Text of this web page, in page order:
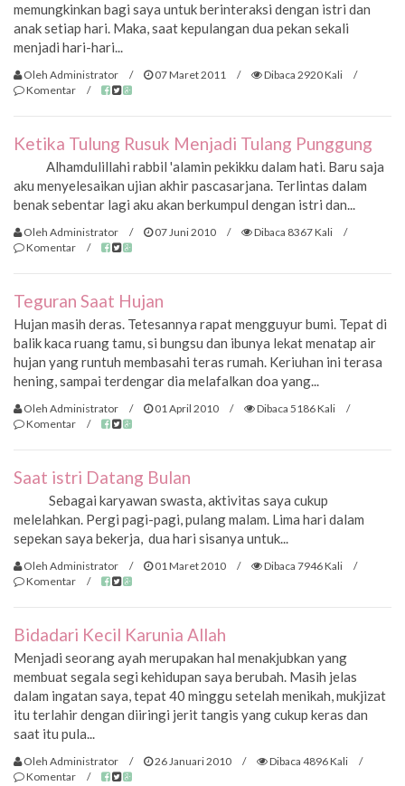
memungkinkan bagi saya untuk berinteraksi dengan istri dan
anak setiap hari. Maka, saat kepulangan dua pekan sekali
menjadi hari-hari...
Oleh Administrator / 07 Maret 2011 / Dibaca 2920 Kali
/
Komentar
/
Ketika Tulung Rusuk Menjadi Tulang Punggung
Alhamdulillahi rabbil 'alamin pekikku dalam hati. Baru saja
aku menyelesaikan ujian akhir pascasarjana. Terlintas dalam
benak sebentar lagi aku akan berkumpul dengan istri dan...
Oleh Administrator / 07 Juni 2010 / Dibaca 8367 Kali
/
Komentar
/
Teguran Saat Hujan
Hujan masih deras. Tetesannya rapat mengguyur bumi. Tepat di
balik kaca ruang tamu, si bungsu dan ibunya lekat menatap air
hujan yang runtuh membasahi teras rumah. Keriuhan ini terasa
hening, sampai terdengar dia melafalkan doa yang...
Oleh Administrator / 01 April 2010 / Dibaca 5186 Kali
/
Komentar
/
Saat istri Datang Bulan
Sebagai karyawan swasta, aktivitas saya cukup
melelahkan. Pergi pagi-pagi, pulang malam. Lima hari dalam
sepekan saya bekerja, dua hari sisanya untuk...
Oleh Administrator / 01 Maret 2010 / Dibaca 7946 Kali
/
Komentar
/
Bidadari Kecil Karunia Allah
Menjadi seorang ayah merupakan hal menakjubkan yang
membuat segala segi kehidupan saya berubah. Masih jelas
dalam ingatan saya, tepat 40 minggu setelah menikah, mukjizat
itu terlahir dengan diiringi jerit tangis yang cukup keras dan
saat itu pula...
Oleh Administrator / 26 Januari 2010 / Dibaca 4896 Kali
/
Komentar
/